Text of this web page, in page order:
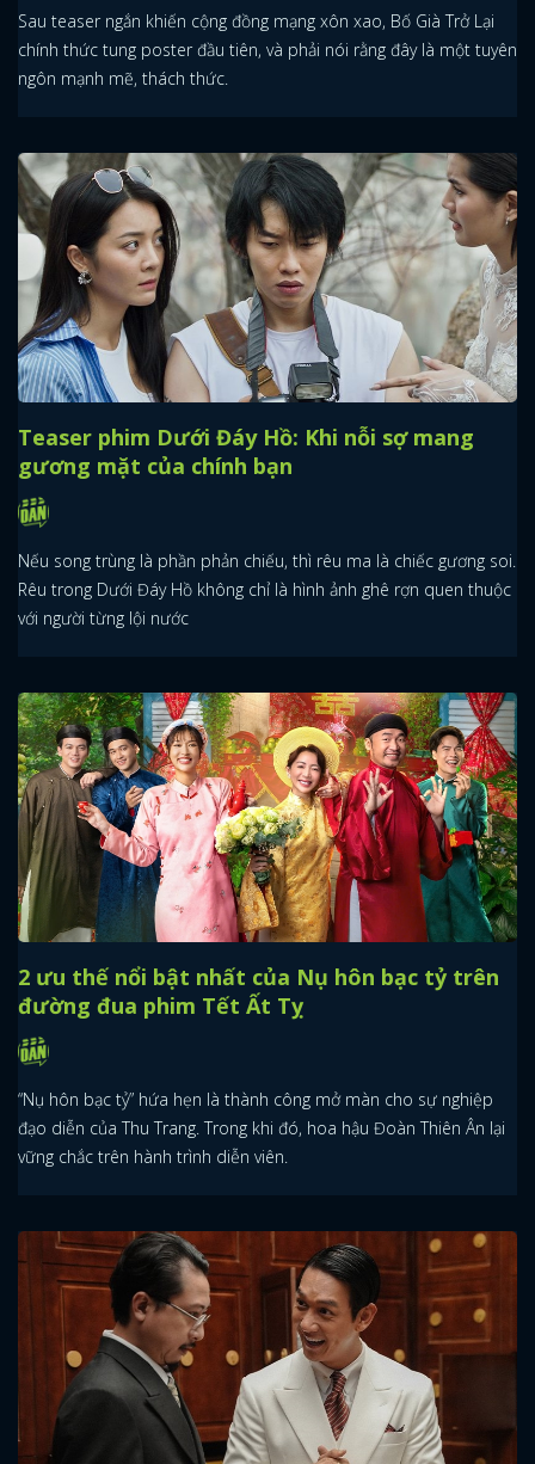
Sau teaser ngắn khiến cộng đồng mạng xôn xao, Bố Già Trở Lại
chính thức tung poster đầu tiên, và phải nói rằng đây là một tuyên
ngôn mạnh mẽ, thách thức.
Teaser phim Dưới Đáy Hồ: Khi nỗi sợ mang
gương mặt của chính bạn
Nếu song trùng là phần phản chiếu, thì rêu ma là chiếc gương soi.
Rêu trong Dưới Đáy Hồ không chỉ là hình ảnh ghê rợn quen thuộc
với người từng lội nước
2 ưu thế nổi bật nhất của Nụ hôn bạc tỷ trên
đường đua phim Tết Ất Tỵ
“Nụ hôn bạc tỷ” hứa hẹn là thành công mở màn cho sự nghiệp
đạo diễn của Thu Trang. Trong khi đó, hoa hậu Đoàn Thiên Ân lại
vững chắc trên hành trình diễn viên.